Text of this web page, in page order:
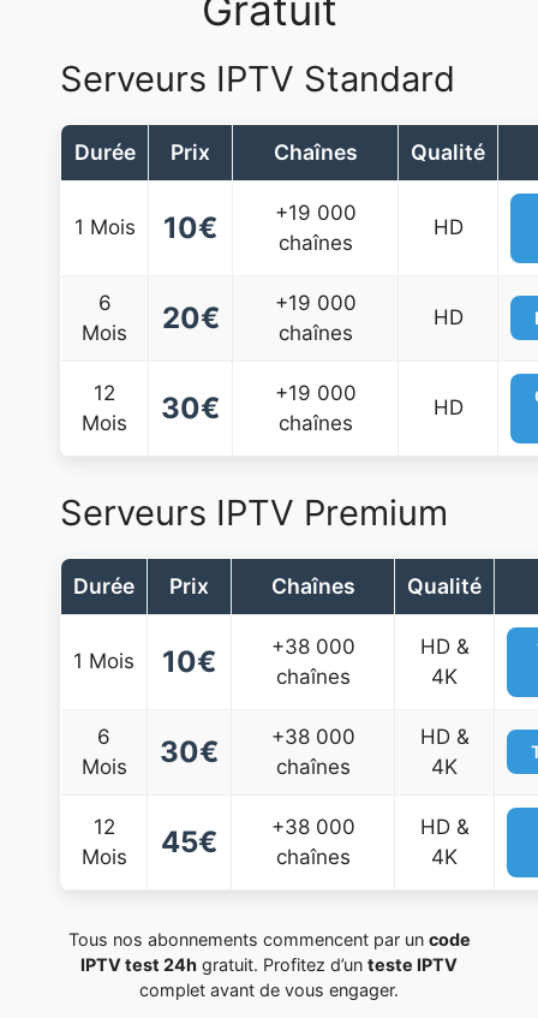
Serveurs IPTV Standard
Durée Prix Chaînes Qualité
1 Mois 10€
+19 000
chaînes
HD
6
Mois
20€
+19 000
chaînes
HD
12
Mois
30€
+19 000
chaînes
HD
Serveurs IPTV Premium
Durée Prix Chaînes Qualité
1 Mois 10€
+38 000
chaînes
HD &
4K
6
Mois
30€
+38 000
chaînes
HD &
4K
12
Mois
45€
+38 000
chaînes
HD &
4K
Tous nos abonnements commencent par un code
IPTV test 24h gratuit. Profitez d’un teste IPTV
complet avant de vous engager.